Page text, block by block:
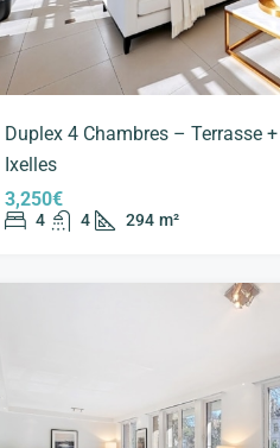
Duplex 4 Chambres – Terrasse
Ixelles
3,250€
4 4 294 m²